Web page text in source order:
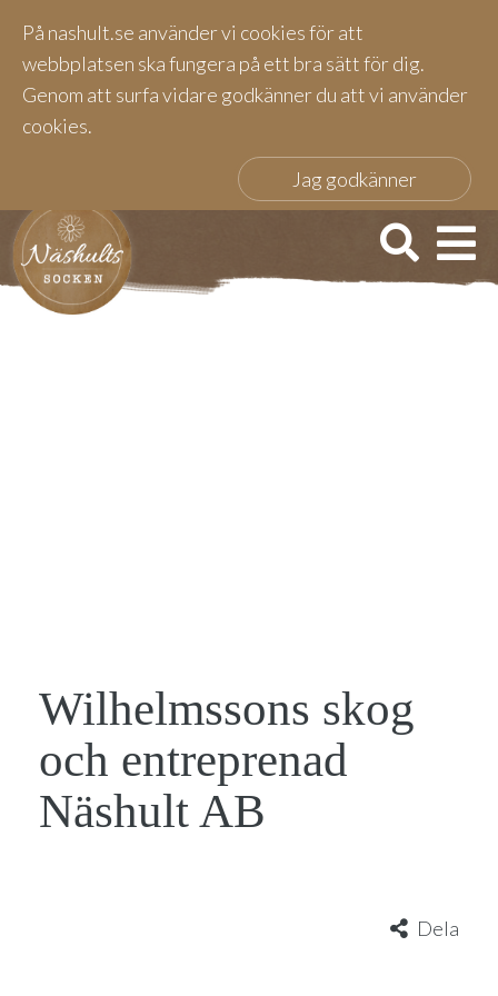
På nashult.se använder vi cookies för att
webbplatsen ska fungera på ett bra sätt för dig.
Genom att surfa vidare godkänner du att vi använder
cookies.
Jag godkänner
Wilhelmssons skog
och entreprenad
Näshult AB
Dela